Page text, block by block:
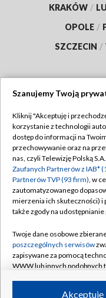
KRAKÓW /
OPOLE /
SZCZECIN /
Abonament TVP
Emisja w TVP
Centrum informacji
Naziemna Telewizja
Rada Programowa
System NOS
Informacje o
Szanujemy Twoją
Kliknij "Akceptuję i
korzystanie z technologii
dostęp do informacji na
przechowywanie oraz na
nas, czyli Telewizję Polską
Zaufanych Partnerów z IAB*
Partnerów TVP (93 firm), w
zautomatyzowanego
mierzenia ich skuteczności) i
także zgody na
Twoje dane osobowe
poszczególnych serwisów
zapisywane za pomocą
WWW lub innych
Akceptuję